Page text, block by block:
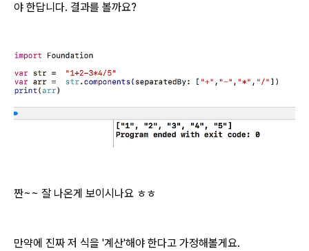
야 한답니다. 결과를 볼까요?
짠~~ 잘 나온게 보이시나요 ㅎㅎ
만약에 진짜 저 식을 '계산'해야 한다고 가정해볼게요.